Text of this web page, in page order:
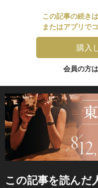
この記事の続き
またはアプリで
購入
会員の方は
この記事を読んだ